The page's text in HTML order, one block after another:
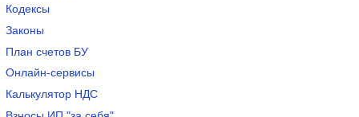
Кодексы
Законы
План счетов БУ
Онлайн-сервисы
Калькулятор НДС